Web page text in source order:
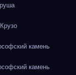
камень
камень